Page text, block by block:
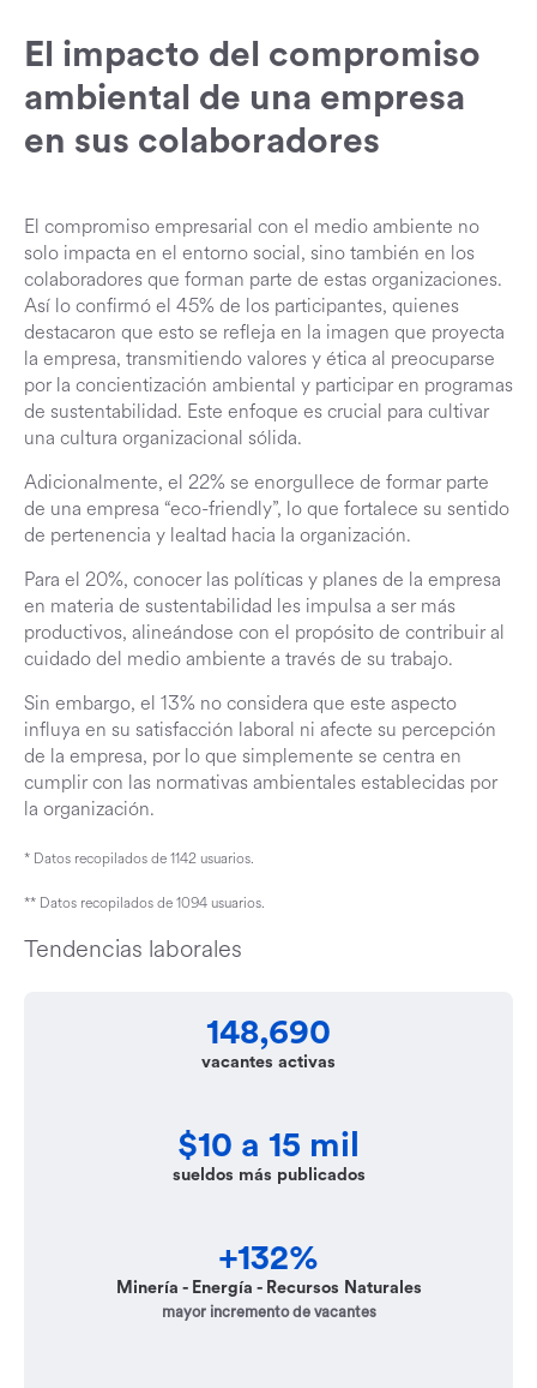
El impacto del compromiso
ambiental de una empresa
en sus colaboradores
El compromiso empresarial con el medio ambiente no
solo impacta en el entorno social, sino también en los
colaboradores que forman parte de estas organizaciones.
Así lo confirmó el 45% de los participantes, quienes
destacaron que esto se refleja en la imagen que proyecta
la empresa, transmitiendo valores y ética al preocuparse
por la concientización ambiental y participar en programas
de sustentabilidad. Este enfoque es crucial para cultivar
una cultura organizacional sólida.
Adicionalmente, el 22% se enorgullece de formar parte
de una empresa “eco-friendly”, lo que fortalece su sentido
de pertenencia y lealtad hacia la organización.
Para el 20%, conocer las políticas y planes de la empresa
en materia de sustentabilidad les impulsa a ser más
productivos, alineándose con el propósito de contribuir al
cuidado del medio ambiente a través de su trabajo.
Sin embargo, el 13% no considera que este aspecto
influya en su satisfacción laboral ni afecte su percepción
de la empresa, por lo que simplemente se centra en
cumplir con las normativas ambientales establecidas por
la organización.
* Datos recopilados de 1142 usuarios.
** Datos recopilados de 1094 usuarios.
Tendencias laborales
148,690
vacantes activas
$10 a 15 mil
sueldos más publicados
+132%
Minería - Energía - Recursos Naturales
mayor incremento de vacantes